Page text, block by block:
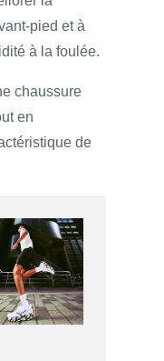
pied et à
à la foulée.
chaussure
en
de